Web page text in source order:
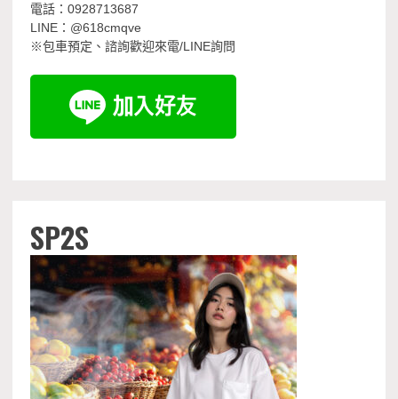
電話：0928713687
LINE：@618cmqve
※包車預定、諮詢歡迎來電/LINE詢問
SP2S